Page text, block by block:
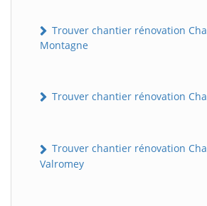
Trouver chantier rénovation
Montagne
Trouver chantier rénovation
Trouver chantier rénovation
Valromey